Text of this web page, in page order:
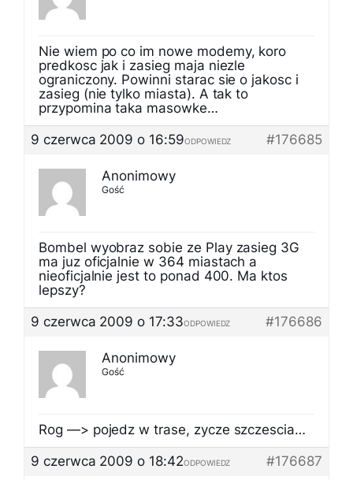
Nie wiem po co im nowe modemy, koro
predkosc jak i zasieg maja niezle
ograniczony. Powinni starac sie o jakosc i
zasieg (nie tylko miasta). A tak to
przypomina taka masowke…
9 czerwca 2009 o 16:59
#176685
ODPOWIEDZ
Anonimowy
Gość
Bombel wyobraz sobie ze Play zasieg 3G
ma juz oficjalnie w 364 miastach a
nieoficjalnie jest to ponad 400. Ma ktos
lepszy?
9 czerwca 2009 o 17:33
#176686
ODPOWIEDZ
Anonimowy
Gość
Rog —> pojedz w trase, zycze szczescia…
9 czerwca 2009 o 18:42
#176687
ODPOWIEDZ